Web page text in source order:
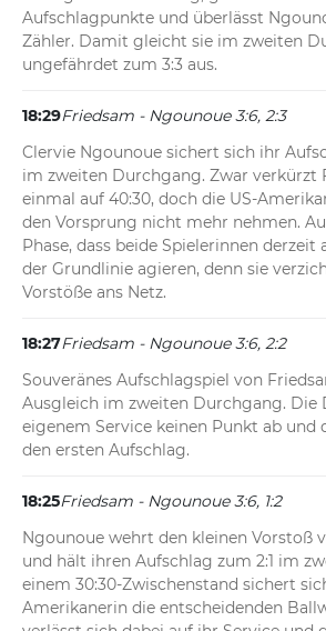
Aufschlagpunkte und überlässt
Zähler. Damit gleicht sie im zweiten
ungefährdet zum 3:3 aus.
18:29Friedsam - Ngounoue 3:6, 2:3
Clervie Ngounoue sichert sich ihr
im zweiten Durchgang. Zwar verkürzt
einmal auf 40:30, doch die US-
den Vorsprung nicht mehr nehmen.
Phase, dass beide Spielerinnen derzeit
der Grundlinie agieren, denn sie
Vorstöße ans Netz.
18:27Friedsam - Ngounoue 3:6, 2:2
Souveränes Aufschlagspiel von
Ausgleich im zweiten Durchgang. Die
eigenem Service keinen Punkt ab und
den ersten Aufschlag.
18:25Friedsam - Ngounoue 3:6, 1:2
Ngounoue wehrt den kleinen Vorstoß
und hält ihren Aufschlag zum 2:1 im
einem 30:30-Zwischenstand sichert
Amerikanerin die entscheidenden